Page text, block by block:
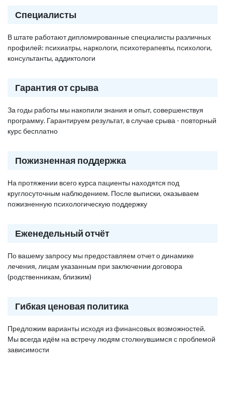
Специалисты
В штате работают дипломированные специалисты различных
профилей: психиатры, наркологи, психотерапевты, психологи,
консультанты, аддиктологи
Гарантия от срыва
За годы работы мы накопили знания и опыт, совершенствуя
программу. Гарантируем результат, в случае срыва - повторный
курс бесплатно
Пожизненная поддержка
На протяжении всего курса пациенты находятся под
круглосуточным наблюдением. После выписки, оказываем
пожизненную психологическую поддержку
Еженедельный отчёт
По вашему запросу мы предоставляем отчет о динамике
лечения, лицам указанным при заключении договора
(родственникам, близким)
Гибкая ценовая политика
Предложим варианты исходя из финансовых возможностей.
Мы всегда идём на встречу людям столкнувшимся с проблемой
зависимости